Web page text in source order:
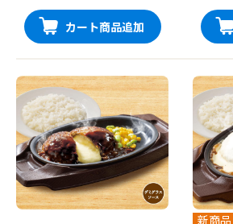
カート商品追加
新商品